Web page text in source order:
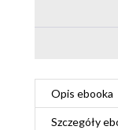
Opis ebooka
Szczegóły